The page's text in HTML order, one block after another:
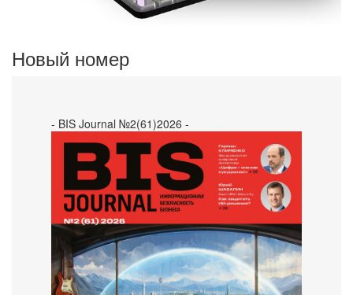
Новый номер
- BIS Journal №2(61)2026 -